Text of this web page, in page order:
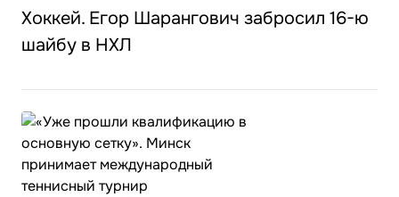
Хоккей. Егор Шарангович забросил 16-ю
шайбу в НХЛ